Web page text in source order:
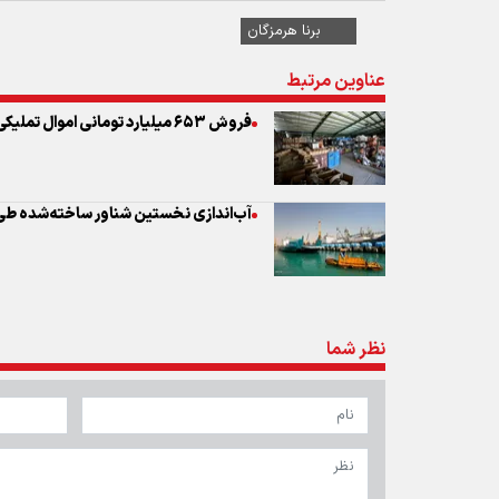
برنا هرمزگان
عناوین مرتبط
فروش ۶۵۳ میلیارد تومانی اموال تملیکی در استان هرمزگان
آب‌اندازی نخستین شناور ساخته‌شده
نظر شما